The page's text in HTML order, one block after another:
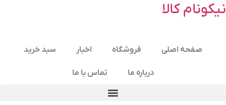
نیکونام کالا
صفحه اصلی فروشگاه اخبار سبد خرید
درباره ما تماس با ما